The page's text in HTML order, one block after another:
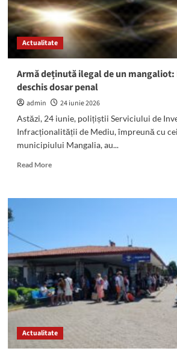
guvernare:
Sorin
Grindeanu,
premier
Actualitate
Armă deținută ilegal de un
deschis dosar penal
admin
24 iunie 2026
Astăzi, 24 iunie, polițiștii Serviciului de
Infracționalității de Mediu, împreună cu
municipiului Mangalia, au...
Read MoreRead
Armă
mangaliot:
Polițiștii
au
deschis
dosar
Actualitate